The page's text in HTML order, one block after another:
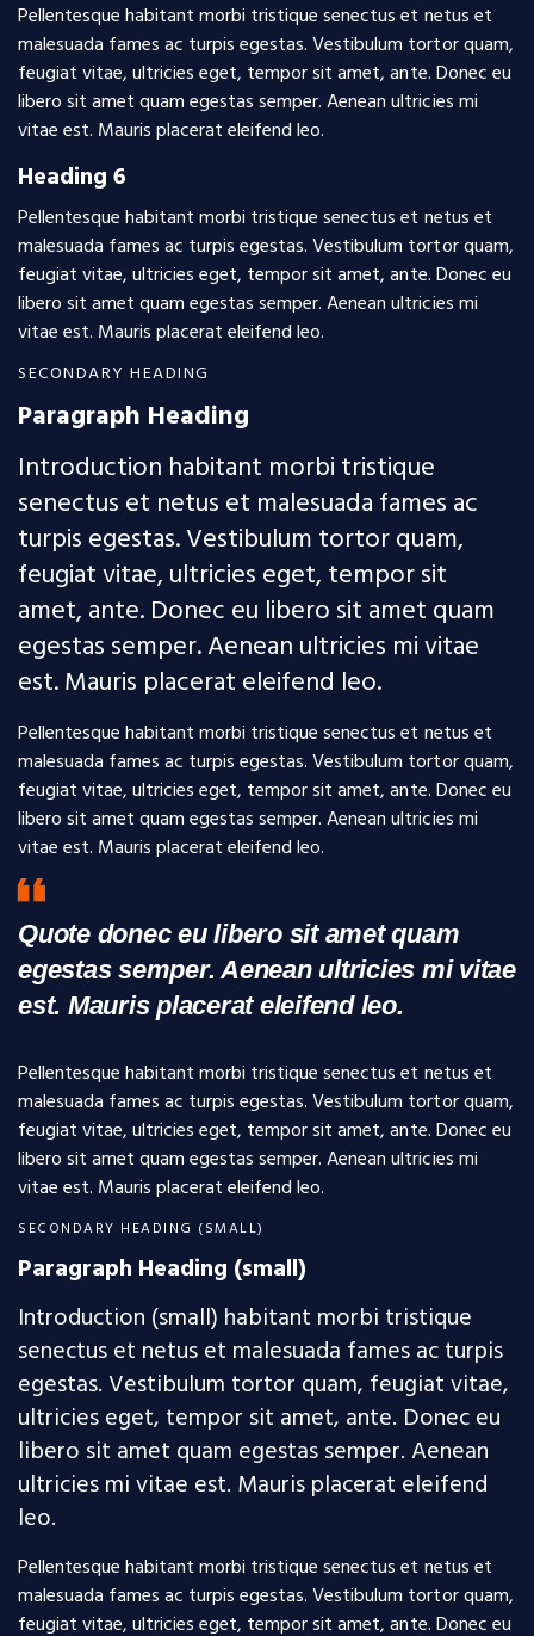
Pellentesque habitant morbi tristique senectus et netus et
malesuada fames ac turpis egestas. Vestibulum tortor quam,
feugiat vitae, ultricies eget, tempor sit amet, ante. Donec eu
libero sit amet quam egestas semper. Aenean ultricies mi
vitae est. Mauris placerat eleifend leo.
Heading 6
Pellentesque habitant morbi tristique senectus et netus et
malesuada fames ac turpis egestas. Vestibulum tortor quam,
feugiat vitae, ultricies eget, tempor sit amet, ante. Donec eu
libero sit amet quam egestas semper. Aenean ultricies mi
vitae est. Mauris placerat eleifend leo.
SECONDARY HEADING
Paragraph Heading
Introduction habitant morbi tristique
senectus et netus et malesuada fames ac
turpis egestas. Vestibulum tortor quam,
feugiat vitae, ultricies eget, tempor sit
amet, ante. Donec eu libero sit amet quam
egestas semper. Aenean ultricies mi vitae
est. Mauris placerat eleifend leo.
Pellentesque habitant morbi tristique senectus et netus et
malesuada fames ac turpis egestas. Vestibulum tortor quam,
feugiat vitae, ultricies eget, tempor sit amet, ante. Donec eu
libero sit amet quam egestas semper. Aenean ultricies mi
vitae est. Mauris placerat eleifend leo.
Quote donec eu libero sit amet quam
egestas semper. Aenean ultricies mi vitae
est. Mauris placerat eleifend leo.
Pellentesque habitant morbi tristique senectus et netus et
malesuada fames ac turpis egestas. Vestibulum tortor quam,
feugiat vitae, ultricies eget, tempor sit amet, ante. Donec eu
libero sit amet quam egestas semper. Aenean ultricies mi
vitae est. Mauris placerat eleifend leo.
SECONDARY HEADING (SMALL)
Paragraph Heading (small)
Introduction (small) habitant morbi tristique
senectus et netus et malesuada fames ac turpis
egestas. Vestibulum tortor quam, feugiat vitae,
ultricies eget, tempor sit amet, ante. Donec eu
libero sit amet quam egestas semper. Aenean
ultricies mi vitae est. Mauris placerat eleifend
leo.
Pellentesque habitant morbi tristique senectus et netus et
malesuada fames ac turpis egestas. Vestibulum tortor quam,
feugiat vitae, ultricies eget, tempor sit amet, ante. Donec eu